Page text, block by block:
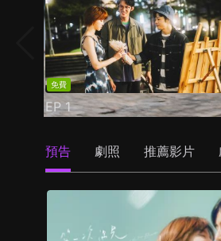
免費
EP1
預告 劇照 推薦影片